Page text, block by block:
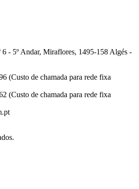
6 - 5º Andar, Miraflores, 1495-158 Algés -
(Custo de chamada para rede fixa
(Custo de chamada para rede fixa